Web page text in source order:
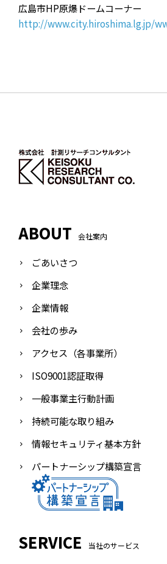
広島市HP原爆ドームコーナー
http://www.city.hiroshima.lg.jp/
ABOUT 会社案内
ごあいさつ
企業理念
企業情報
会社の歩み
アクセス（各事業所）
ISO9001認証取得
一般事業主行動計画
持続可能な取り組み
情報セキュリティ基本方針
パートナーシップ構築宣言
SERVICE 当社のサービス